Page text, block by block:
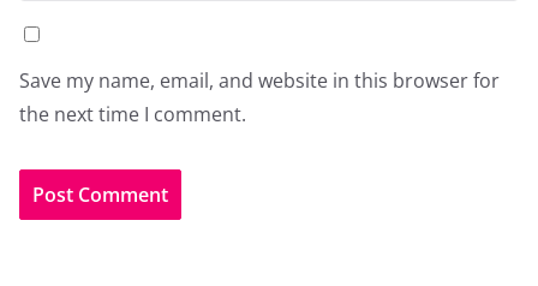
Save my name, email, and website in this browser for
the next time I comment.